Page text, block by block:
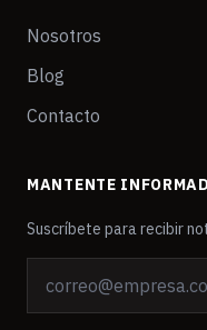
Nosotros
Blog
Contacto
MANTENTE
Suscríbete para recibir